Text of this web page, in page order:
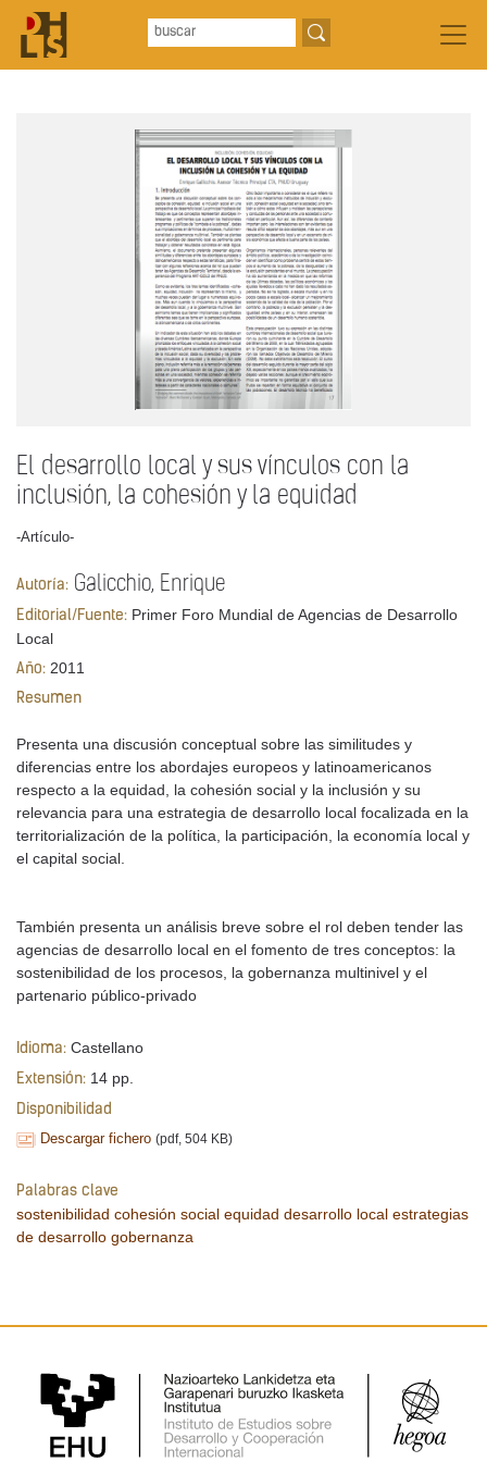
El desarrollo local y sus vínculos con la
inclusión, la cohesión y la equidad
-Artículo-
Autoría: Galicchio, Enrique
Editorial/Fuente: Primer Foro Mundial de Agencias de Desarrollo
Local
Año: 2011
Resumen
Presenta una discusión conceptual sobre las similitudes y
diferencias entre los abordajes europeos y latinoamericanos
respecto a la equidad, la cohesión social y la inclusión y su
relevancia para una estrategia de desarrollo local focalizada en la
territorialización de la política, la participación, la economía local y
el capital social.
También presenta un análisis breve sobre el rol deben tender las
agencias de desarrollo local en el fomento de tres conceptos: la
sostenibilidad de los procesos, la gobernanza multinivel y el
partenario público-privado
Idioma: Castellano
Extensión: 14 pp.
Disponibilidad
Descargar fichero (pdf, 504 KB)
Palabras clave
sostenibilidad cohesión social equidad desarrollo local estrategias
de desarrollo gobernanza